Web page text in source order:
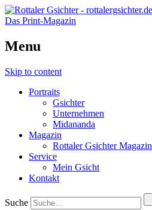
Das Print-Magazin
Menu
Skip to content
Portraits
Gsichter
Unternehmen
Midananda
Magazin
Rottaler Gsichter Magazin
Service
Mein Gsicht
Kontakt
Suche